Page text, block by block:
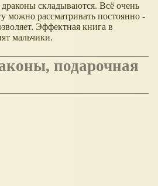
складываются. Всё очень
можно рассматривать постоянно -
Эффектная книга в
мальчики.